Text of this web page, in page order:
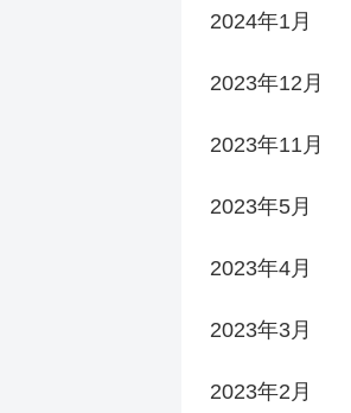
2024年1月
2023年12月
2023年11月
2023年5月
2023年4月
2023年3月
2023年2月